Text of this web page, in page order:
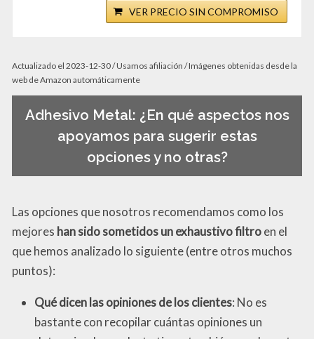
VER PRECIO SIN COMPROMISO
Actualizado el 2023-12-30 / Usamos afiliación / Imágenes obtenidas desde la
web de Amazon automáticamente
Adhesivo Metal: ¿En qué aspectos nos
apoyamos para sugerir estas
opciones y no otras?
Las opciones que nosotros recomendamos como los
mejores han sido sometidos un exhaustivo filtroen el
que hemos analizado lo siguiente (entre otros muchos
puntos):
Qué dicen las opiniones de los clientes: No es
bastante con recopilar cuántas opiniones un